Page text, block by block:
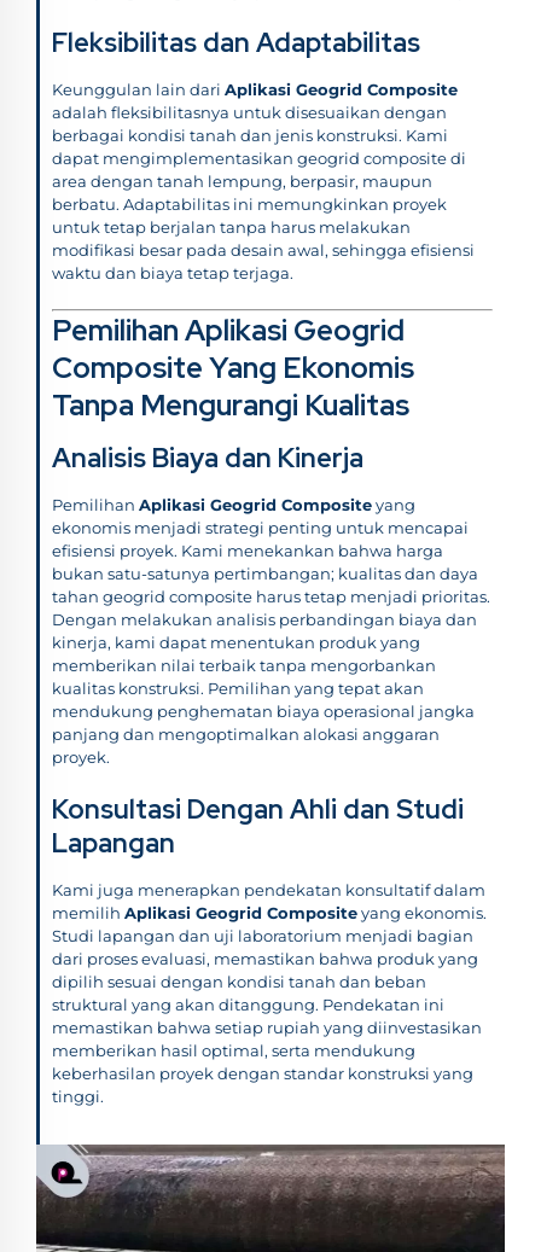
Fleksibilitas dan Adaptabilitas
Keunggulan lain dari Aplikasi Geogrid Composite
adalah fleksibilitasnya untuk disesuaikan dengan
berbagai kondisi tanah dan jenis konstruksi. Kami
dapat mengimplementasikan geogrid composite di
area dengan tanah lempung, berpasir, maupun
berbatu. Adaptabilitas ini memungkinkan proyek
untuk tetap berjalan tanpa harus melakukan
modifikasi besar pada desain awal, sehingga efisiensi
waktu dan biaya tetap terjaga.
Pemilihan Aplikasi Geogrid
Composite Yang Ekonomis
Tanpa Mengurangi Kualitas
Analisis Biaya dan Kinerja
Pemilihan Aplikasi Geogrid Compositeyang
ekonomis menjadi strategi penting untuk mencapai
efisiensi proyek. Kami menekankan bahwa harga
bukan satu-satunya pertimbangan; kualitas dan daya
tahan geogrid composite harus tetap menjadi prioritas.
Dengan melakukan analisis perbandingan biaya dan
kinerja, kami dapat menentukan produk yang
memberikan nilai terbaik tanpa mengorbankan
kualitas konstruksi. Pemilihan yang tepat akan
mendukung penghematan biaya operasional jangka
panjang dan mengoptimalkan alokasi anggaran
proyek.
Konsultasi Dengan Ahli dan Studi
Lapangan
Kami juga menerapkan pendekatan konsultatif dalam
memilih Aplikasi Geogrid Compositeyang ekonomis.
Studi lapangan dan uji laboratorium menjadi bagian
dari proses evaluasi, memastikan bahwa produk yang
dipilih sesuai dengan kondisi tanah dan beban
struktural yang akan ditanggung. Pendekatan ini
memastikan bahwa setiap rupiah yang diinvestasikan
memberikan hasil optimal, serta mendukung
keberhasilan proyek dengan standar konstruksi yang
tinggi.